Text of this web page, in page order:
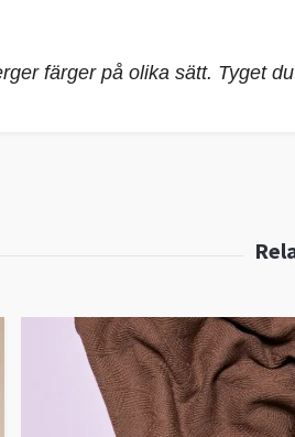
färger på olika sätt. Tyget